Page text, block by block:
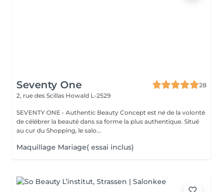
Seventy One
28
2, rue des Scillas Howald L-2529
SEVENTY ONE - Authentic Beauty Concept est né de la volonté
de célébrer la beauté dans sa forme la plus authentique. Situé
au cur du Shopping, le salo...
Maquillage Mariage( essai inclus)